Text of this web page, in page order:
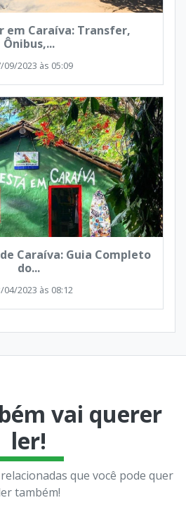
em Caraíva: Transfer,
Ônibus,...
09/2023 às 05:09
Caraíva: Guia Completo
do...
04/2023 às 08:12
vai querer
ler!
que você pode quer
também!